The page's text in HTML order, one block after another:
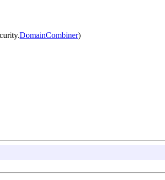
DomainCombiner)